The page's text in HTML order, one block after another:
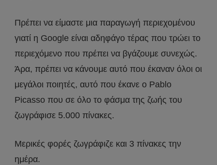
Πρέπει να είμαστε μια παραγωγή περιεχομένου
γιατί η Google είναι αδηφάγο τέρας που τρώει το
περιεχόμενο που πρέπει να βγάζουμε συνεχώς.
Άρα, πρέπει να κάνουμε αυτό που έκαναν όλοι οι
μεγάλοι ποιητές, αυτό που έκανε ο Pablo
Picasso που σε όλο το φάσμα της ζωής του
ζωγράφισε 5.000 πίνακες.
Μερικές φορές ζωγράφιζε και 3 πίνακες την
ημέρα.